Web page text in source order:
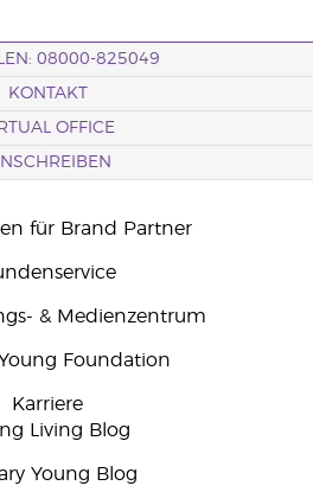
08000-825049
KONTAKT
OFFICE
für Brand Partner
& Medienzentrum
Foundation
Karriere
Living Blog
Young Blog